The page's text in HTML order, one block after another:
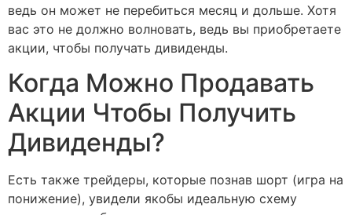
ведь он может не перебиться месяц и дольше. Хотя
вас это не должно волновать, ведь вы приобретаете
акции, чтобы получать дивиденды.
Когда Можно Продавать
Акции Чтобы Получить
Дивиденды?
Есть также трейдеры, которые познав шорт (игра на
понижение), увидели якобы идеальную схему